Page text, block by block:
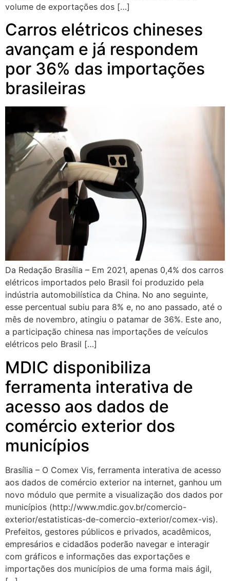
volume de exportações dos […]
Carros elétricos chineses
avançam e já respondem
por 36% das importações
brasileiras
Da Redação Brasília – Em 2021, apenas 0,4% dos carros
elétricos importados pelo Brasil foi produzido pela
indústria automobilística da China. No ano seguinte,
esse percentual subiu para 8% e, no ano passado, até o
mês de novembro, atingiu o patamar de 36%. Este ano,
a participação chinesa nas importações de veículos
elétricos pelo Brasil […]
MDIC disponibiliza
ferramenta interativa de
acesso aos dados de
comércio exterior dos
municípios
Brasília – O Comex Vis, ferramenta interativa de acesso
aos dados de comércio exterior na internet, ganhou um
novo módulo que permite a visualização dos dados por
municípios (http://www.mdic.gov.br/comercio-
exterior/estatisticas-de-comercio-exterior/comex-vis).
Prefeitos, gestores públicos e privados, acadêmicos,
empresários e cidadãos poderão navegar e interagir
com gráficos e informações das exportações e
importações dos municípios de uma forma mais ágil,